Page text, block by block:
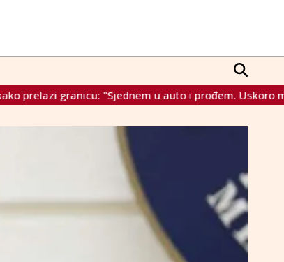
u auto i prođem. Uskoro me očekuju nova